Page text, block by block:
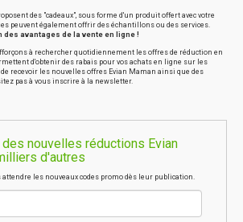
des "cadeaux", sous forme d'un produit offert avec votre
peuvent également offrir des échantillons ou des services.
des avantages de la vente en ligne !
à rechercher quotidiennement les offres de réduction en
d'obtenir des rabais pour vos achats en ligne sur les
recevoir les nouvelles offres Evian Maman ainsi que des
pas à vous inscrire à la newsletter.
nouvelles réductions Evian
d'autres
attendre les nouveaux codes promo dès leur publication.